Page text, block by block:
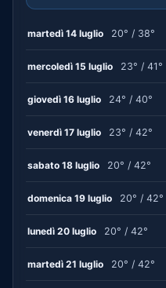
martedì 14 luglio 20° / 38°
mercoledì 15 luglio 23° / 41°
giovedì 16 luglio 24° / 40°
venerdì 17 luglio 23° / 42°
sabato 18 luglio 20° / 42°
domenica 19 luglio 20° / 42°
lunedì 20 luglio 20° / 42°
martedì 21 luglio 20° / 42°